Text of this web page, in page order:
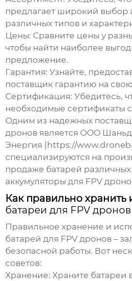
предлагает широкий выбор
различных типов и
Цены: Сравните цены у
чтобы найти наиболее
предложение.
Гарантия: Узнайте,
поставщик гарантию на
Сертификация: Убедитесь,
необходимые сертификаты
Одним из надежных
дронов является ООО
Энергия ( https://
специализируются на
продаже батарей
аккумуляторы для FPV
Как правильно хранить
батареи для FPV дронов
Правильное хранение и
батарей для FPV дронов –
безопасной работы. Вот
советов:
Хранение: Храните батареи